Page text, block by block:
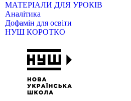
МАТЕРІАЛИ ДЛЯ УРОКІВ
Аналітика
Дофамін для освіти
НУШ КОРОТКО